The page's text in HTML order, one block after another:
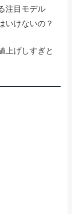
注目モデル
いけないの？
上げしすぎと